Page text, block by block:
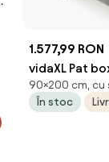
1.577,99 RON
vidaXL Pat
închis,
90×200 cm,
În stoc